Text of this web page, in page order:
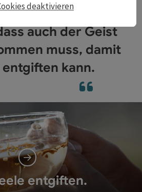
Gesundheit
auch der Geist
muss, damit
kann.
entgiften.
deaktivieren